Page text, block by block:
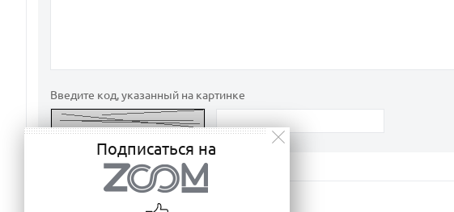
Введите код, указанный на картинке
Подписаться на